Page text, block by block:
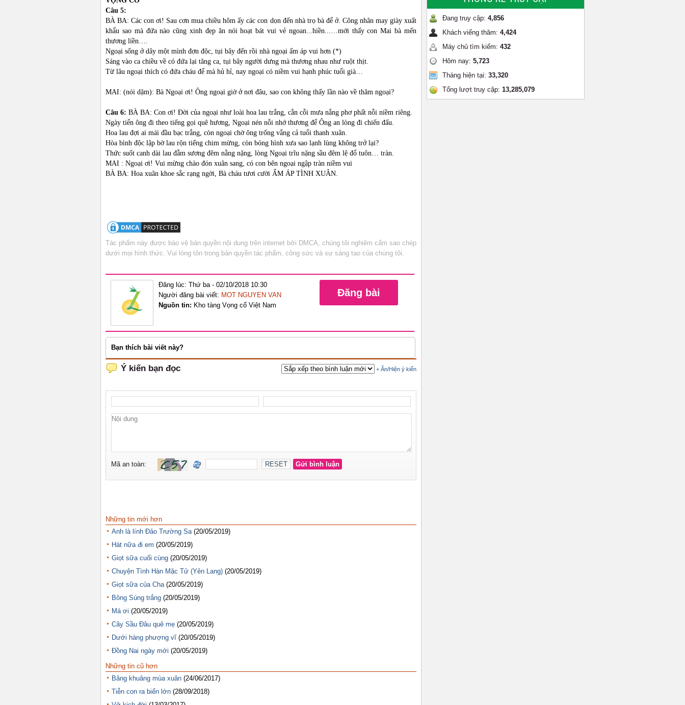
Câu 5:
BÀ BA: Các con ơi! Sau cơn mua chiều hôm ấy các con dọn đến nhà trọ bà để ở. Công nhân may giày xuất
khẩu sao mà đứa nào cũng xinh đẹp ăn nói hoạt bát vui vẻ ngoan...hiền...…mới thấy con Mai bà mến
thương liền….
Ngoại sống ở dây một mình đơn độc, tụi bây đến rồi nhà ngoại ấm áp vui hơn (*)
Sáng vào ca chiều về có đứa lại tăng ca, tụi bây người dưng mà thương nhau như ruột thịt.
Từ lâu ngoại thích có đứa cháu để mà hủ hỉ, nay ngoại có niềm vui hạnh phúc tuổi già…
MAI: (nói dặm): Bà Ngoại ơi! Ông ngoại giờ ở nơi đâu, sao con không thấy lần nào về thăm ngoại?
Câu 6: BÀ BA: Con ơi! Đời của ngoại như loài hoa lau trắng, cằn cỗi mưa nắng phơ phất nỗi niềm riêng.
Ngày tiển ông đi theo tiếng gọi quê hương, Ngoại nén nỗi nhớ thương để Ông an lòng đi chiến đấu.
Hoa lau đợi ai mái đầu bạc trắng, còn ngoại chờ ông trống vắng cả tuổi thanh xuân.
Hòa bình độc lập bờ lau rộn tiếng chim mừng, còn bóng hình xưa sao lạnh lùng không trở lại?
Thức suốt canh dài lau đẫm sương đêm nằng nặng, lòng Ngoại trĩu nặng sầu đêm lệ đổ tuôn… tràn.
MAI : Ngoại ơi! Vui mừng chào đón xuân sang, có con bên ngoại ngập tràn niềm vui
BÀ BA: Hoa xuân khoe sắc rạng ngời, Bà cháu tươi cười ẤM ÁP TÌNH XUÂN.
Tác phẩm này được bảo vệ bản quyền nội dung trên internet bởi DMCA, chúng tôi nghiêm cấm sao chép
dưới mọi hình thức. Vui lòng tôn trọng bản quyền tác phẩm, công sức và sự sáng tạo của chúng tôi.
Đăng lúc: Thứ ba - 02/10/2018 10:30
Người đăng bài viết: MOT NGUYEN VAN
Nguồn tin: Kho tàng Vọng cổ Việt Nam
Đăng bài
Bạn thích bài viết này?
Những tin mới hơn
Anh là lính Đảo Trường Sa (20/05/2019)
Hát nữa đi em (20/05/2019)
Giọt sữa cuối cùng (20/05/2019)
Chuyện Tình Hàn Mặc Tử (Yên Lang) (20/05/2019)
Giọt sữa của Cha (20/05/2019)
Bông Súng trắng (20/05/2019)
Má ơi (20/05/2019)
Cây Sầu Đâu quê mẹ (20/05/2019)
Dưới hàng phượng vĩ (20/05/2019)
Đồng Nai ngày mới (20/05/2019)
Những tin cũ hơn
Bâng khuâng mùa xuân (24/06/2017)
Tiễn con ra biển lớn (28/09/2018)
Đang truy cập: 4,856
Khách viếng thăm: 4,424
Máy chủ tìm kiếm: 432
Hôm nay: 5,723
Tháng hiện tại: 33,320
Tổng lượt truy cập: 13,285,079